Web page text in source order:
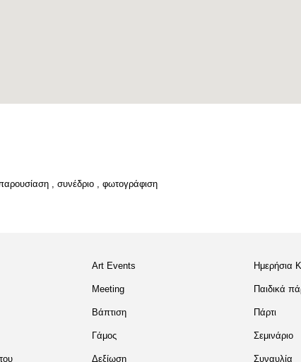
, συνέδριο , φωτογράφιση
Art Events
Meeting
Βάπτιση
Γάμος
Δεξίωση
Ημερήσια
Παιδικά
Πάρτι
Σεμινάριο
Συναυλία